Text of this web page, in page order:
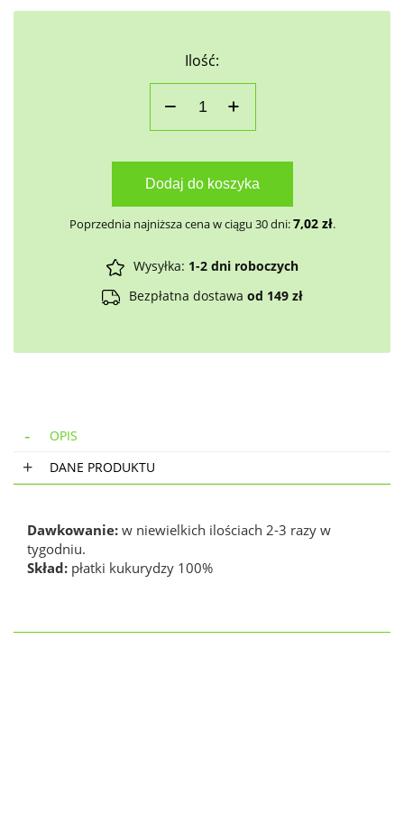
Ilość:
Dodaj do koszyka
Poprzednia najniższa cena w ciągu 30 dni:7,02 zł.
Wysyłka: 1-2 dni roboczych
Bezpłatna dostawa od 149 zł
OPIS
DANE PRODUKTU
Dawkowanie: w niewielkich ilościach 2-3 razy w
tygodniu.
Skład: płatki kukurydzy 100%